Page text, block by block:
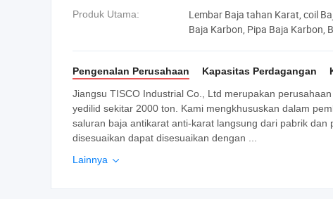
Produk Utama:
Lembar Baja tahan Karat, coil
Baja Karbon, Pipa Baja Karbon,
Pengenalan Perusahaan Kapasitas Perdagangan
Jiangsu TISCO Industrial Co., Ltd merupakan
yedilid sekitar 2000 ton. Kami mengkhususkan dalam
saluran baja antikarat anti-karat langsung dari pabrik
disesuaikan dapat disesuaikan dengan ...
Lainnya 